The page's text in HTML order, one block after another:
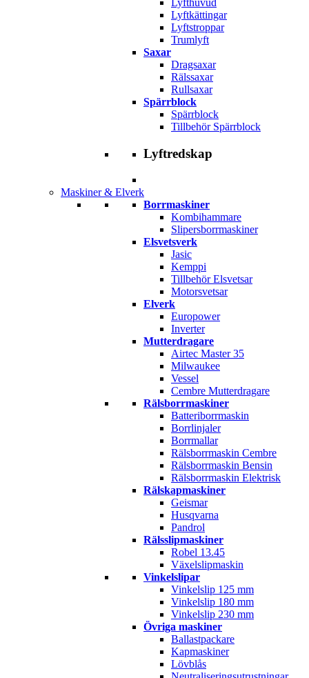
Lyftkättingar
Lyftstroppar
Trumlyft
Saxar
Dragsaxar
Rälssaxar
Rullsaxar
Spärrblock
Spärrblock
Tillbehör Spärrblock
Lyftredskap
Maskiner & Elverk
Borrmaskiner
Kombihammare
Slipersborrmaskiner
Elsvetsverk
Jasic
Kemppi
Tillbehör Elsvetsar
Motorsvetsar
Elverk
Europower
Inverter
Mutterdragare
Airtec Master 35
Milwaukee
Vessel
Cembre Mutterdragare
Rälsborrmaskiner
Batteriborrmaskin
Borrlinjaler
Borrmallar
Rälsborrmaskin Cembre
Rälsborrmaskin Bensin
Rälsborrmaskin Elektrisk
Rälskapmaskiner
Geismar
Husqvarna
Pandrol
Rälsslipmaskiner
Robel 13.45
Växelslipmaskin
Vinkelslipar
Vinkelslip 125 mm
Vinkelslip 180 mm
Vinkelslip 230 mm
Övriga maskiner
Ballastpackare
Kapmaskiner
Lövblås